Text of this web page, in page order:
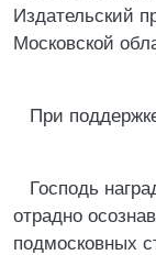
Издательский
Московской
При
Господь
отрадно
подмосковных